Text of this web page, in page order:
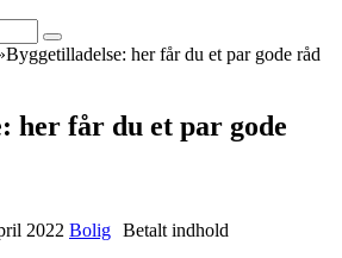
Byggetilladelse: her får du et par gode råd
her får du et par gode
2022 Bolig